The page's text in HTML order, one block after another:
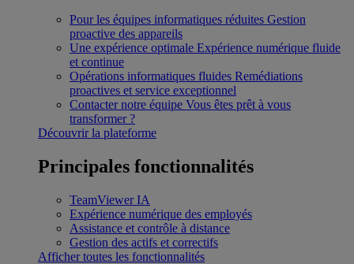
Pour les équipes informatiques réduites Gestion
proactive des appareils
Une expérience optimale Expérience numérique fluide
et continue
Opérations informatiques fluides Remédiations
proactives et service exceptionnel
Contacter notre équipe Vous êtes prêt à vous
transformer ?
Découvrir la plateforme
Principales fonctionnalités
TeamViewer IA
Expérience numérique des employés
Assistance et contrôle à distance
Gestion des actifs et correctifs
Afficher toutes les fonctionnalités